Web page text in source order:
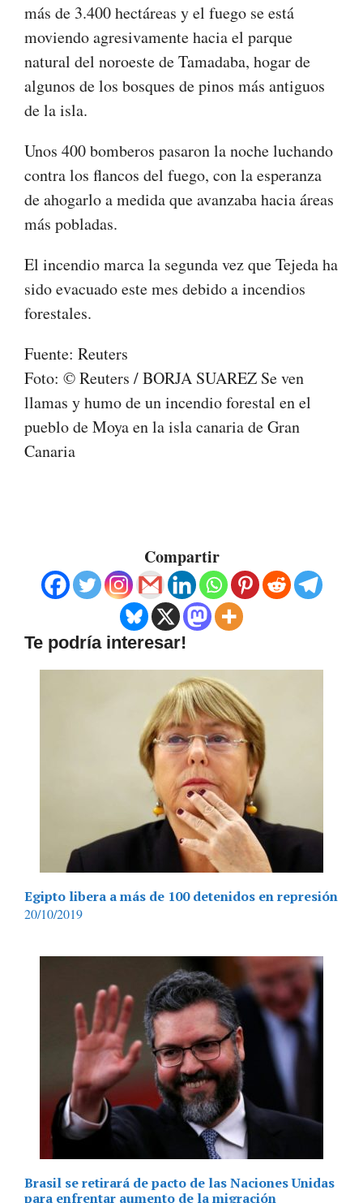
más de 3.400 hectáreas y el fuego se está
moviendo agresivamente hacia el parque
natural del noroeste de Tamadaba, hogar de
algunos de los bosques de pinos más antiguos
de la isla.
Unos 400 bomberos pasaron la noche luchando
contra los flancos del fuego, con la esperanza
de ahogarlo a medida que avanzaba hacia áreas
más pobladas.
El incendio marca la segunda vez que Tejeda ha
sido evacuado este mes debido a incendios
forestales.
Fuente: Reuters
Foto: © Reuters / BORJA SUAREZ Se ven
llamas y humo de un incendio forestal en el
pueblo de Moya en la isla canaria de Gran
Canaria
Compartir
Te podría interesar!
Egipto libera a más de 100 detenidos en represión
20/10/2019
Brasil se retirará de pacto de las Naciones Unidas
para enfrentar aumento de la migración